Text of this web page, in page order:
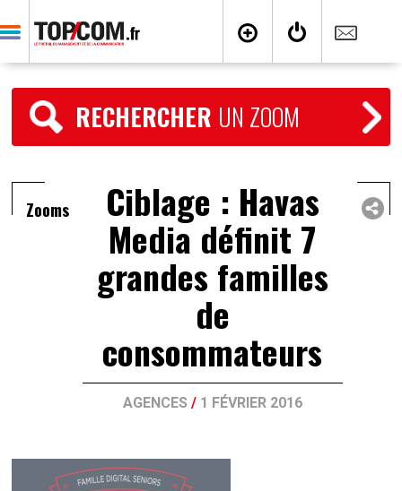
RECHERCHER UN ZOOM
Zooms Ciblage : Havas
Media définit 7
grandes familles
de
consommateurs
AGENCES / 1 FÉVRIER 2016